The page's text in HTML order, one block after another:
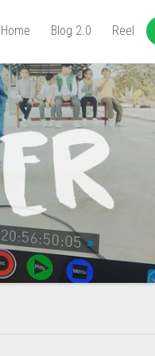
Home Blog 2.0 Reel